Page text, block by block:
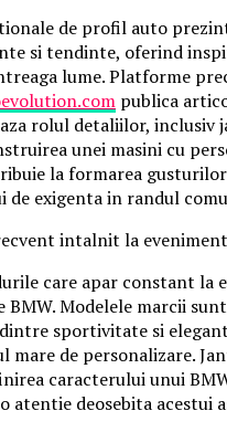
de profil auto
si tendinte, oferind
lume. Platforme
publica
rolul detaliilor, inclusiv
unei masini cu
la formarea
de exigenta in randul
intalnit la
care apar constant la
BMW. Modelele marcii
sportivitate si
de personalizare.
caracterului unui
atentie deosebita acestui